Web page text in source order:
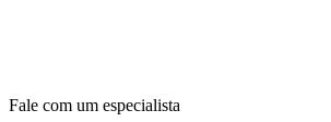
Fale com um especialista